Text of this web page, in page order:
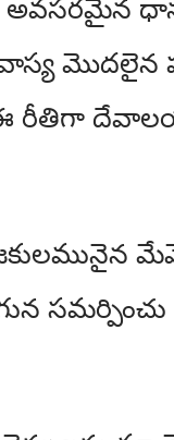
అవసరమైన
మొదలైన
ఈ రీతిగా